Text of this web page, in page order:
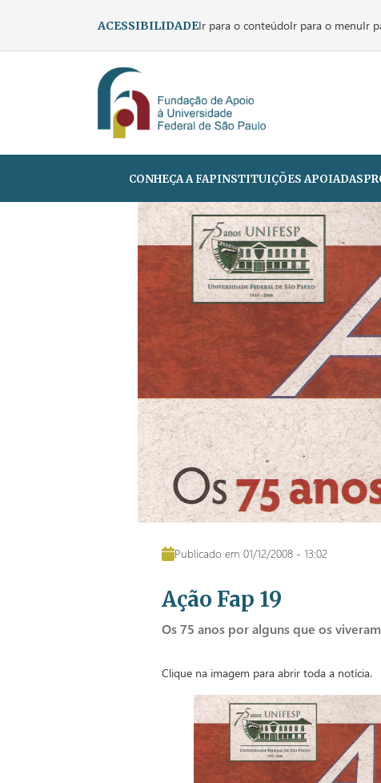
ACESSIBILIDADEIr para o conteúdoIr para o menuIr
CONHEÇA A FAPINSTITUIÇÕES APOIADAS
Publicado em 01/12/2008 - 13:02
Ação Fap 19
Os 75 anos por alguns que os viveram
Clique na imagem para abrir toda a notícia.